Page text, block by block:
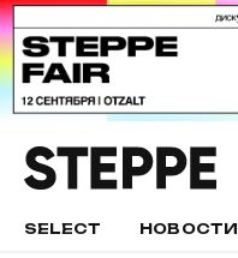
SELECT НОВОСТИ